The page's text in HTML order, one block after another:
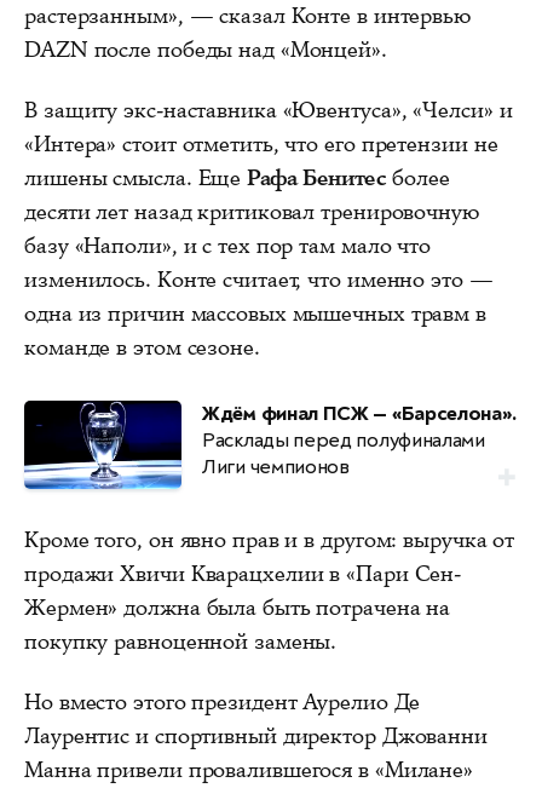
растерзанным», — сказал Конте в интервью
DAZN после победы над «Монцей».
В защиту экс-наставника «Ювентуса», «Челси» и
«Интера» стоит отметить, что его претензии не
лишены смысла. ЕщеРафа Бенитес более
десяти лет назад критиковал тренировочную
базу «Наполи», и с тех пор там мало что
изменилось. Конте считает, что именно это —
одна из причин массовых мышечных травм в
команде в этом сезоне.
Ждём финал ПСЖ — «Барселона».
Расклады перед полуфиналами
Лиги чемпионов
Кроме того, он явно прав и в другом: выручка от
продажи Хвичи Кварацхелии в «Пари Сен-
Жермен» должна была быть потрачена на
покупку равноценной замены.
Но вместо этого президент Аурелио Де
Лаурентис и спортивный директор Джованни
Манна привели провалившегося в «Милане»